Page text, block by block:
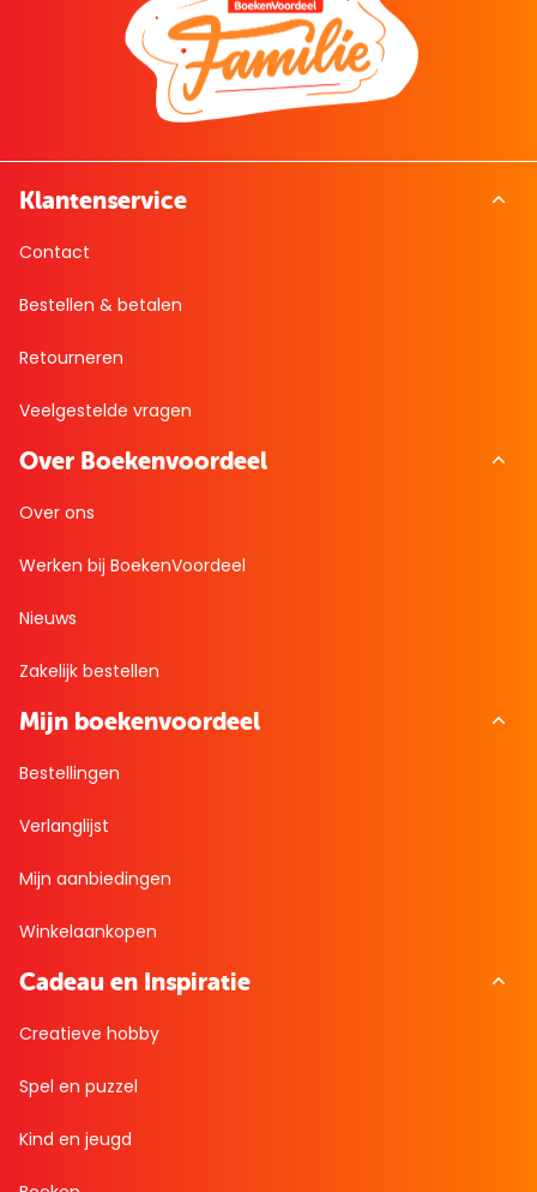
Klantenservice
Contact
Bestellen & betalen
Retourneren
Veelgestelde vragen
Over Boekenvoordeel
Over ons
Werken bij BoekenVoordeel
Nieuws
Zakelijk bestellen
Mijn boekenvoordeel
Bestellingen
Verlanglijst
Mijn aanbiedingen
Winkelaankopen
Cadeau en Inspiratie
Creatieve hobby
Spel en puzzel
Kind en jeugd